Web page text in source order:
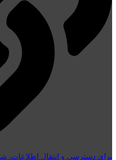
برای دسترسی و انتقال اطلاعات،